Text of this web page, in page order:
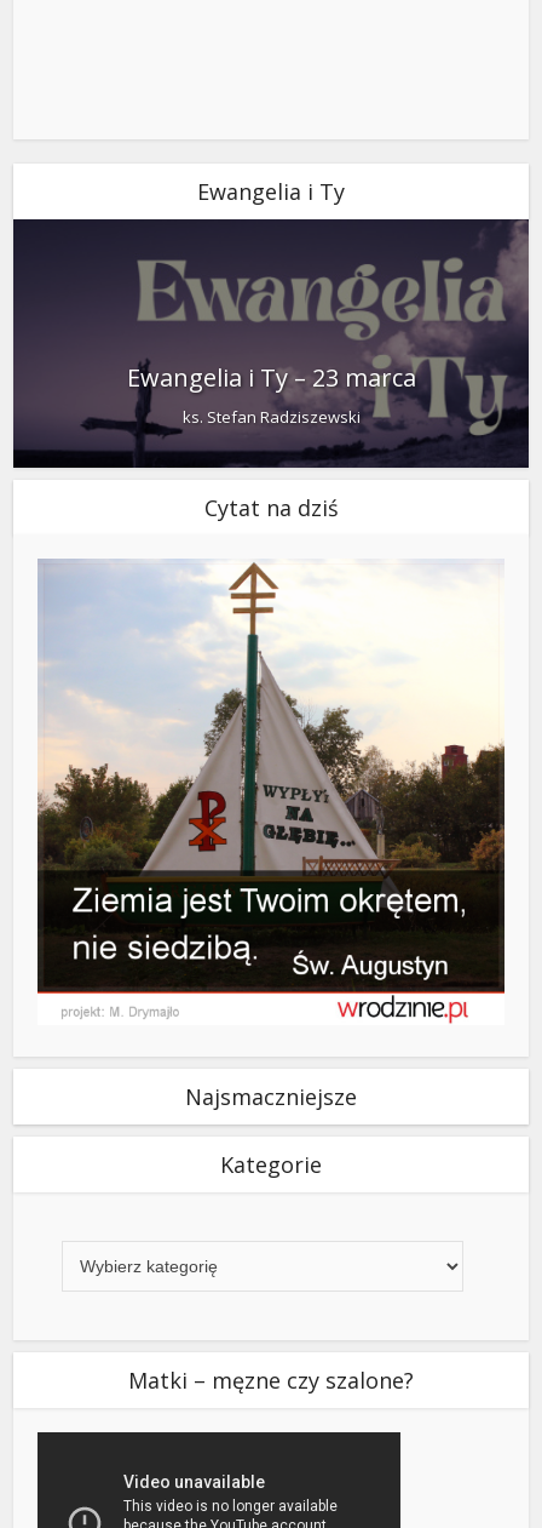
Ewangelia i Ty
Ewangelia i Ty – 23 marca
ks. Stefan Radziszewski
Cytat na dziś
Najsmaczniejsze
Kategorie
Matki – męzne czy szalone?